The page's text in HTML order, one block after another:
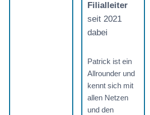
Filialleiter
seit 2021
dabei
Patrick ist ein
Allrounder und
kennt sich mit
allen Netzen
und den